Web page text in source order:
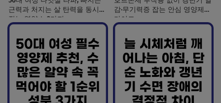
근력과 처지는 살 탄력을 동시에
잡는 영양소 3가지
감·무기력증 잡는 안심 영양제
가이드